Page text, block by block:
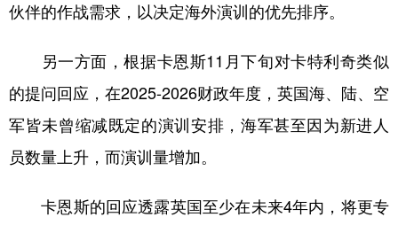
北京 天津 河北 山西
广东 广西 海南 重庆
伙伴的作战需求，以决定海外演训的优先排序。
另一方面，根据卡恩斯11月下旬对卡特利奇类似
的提问回应，在2025-2026财政年度，英国海、陆、空
军皆未曾缩减既定的演训安排，海军甚至因为新进人
员数量上升，而演训量增加。
卡恩斯的回应透露英国至少在未来4年内，将更专